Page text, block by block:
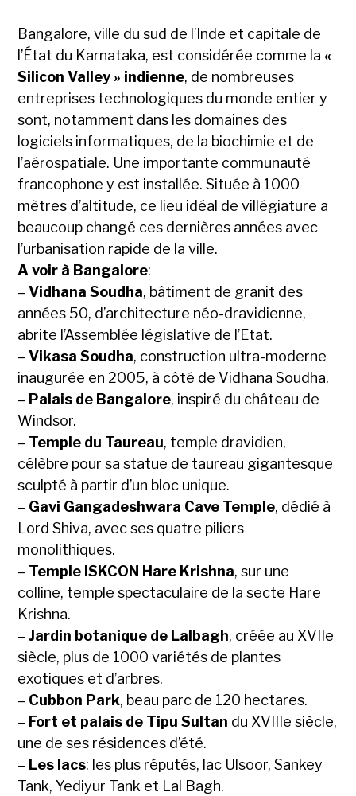
Bangalore, ville du sud de l’Inde et capitale de
l’État du Karnataka, est considérée comme la «
Silicon Valley » indienne, de nombreuses
entreprises technologiques du monde entier y
sont, notamment dans les domaines des
logiciels informatiques, de la biochimie et de
l’aérospatiale. Une importante communauté
francophone y est installée. Située à 1000
mètres d’altitude, ce lieu idéal de villégiature a
beaucoup changé ces dernières années avec
l’urbanisation rapide de la ville.
A voir à Bangalore:
–Vidhana Soudha, bâtiment de granit des
années 50, d’architecture néo-dravidienne,
abrite l’Assemblée législative de l’Etat.
–Vikasa Soudha, construction ultra-moderne
inaugurée en 2005, à côté de Vidhana Soudha.
– Palais de Bangalore, inspiré du château de
Windsor.
– Temple du Taureau, temple dravidien,
célèbre pour sa statue de taureau gigantesque
sculpté à partir d’un bloc unique.
– Gavi Gangadeshwara Cave Temple, dédié à
Lord Shiva, avec ses quatre piliers
monolithiques.
– Temple ISKCON Hare Krishna, sur une
colline, temple spectaculaire de la secte Hare
Krishna.
– Jardin botanique de Lalbagh, créée au XVIIe
siècle, plus de 1000 variétés de plantes
exotiques et d’arbres.
– Cubbon Park, beau parc de 120 hectares.
– Fort et palais de Tipu Sultan du XVIIIe siècle,
une de ses résidences d’été.
– Les lacs: les plus réputés, lac Ulsoor, Sankey
Tank, Yediyur Tank et Lal Bagh.